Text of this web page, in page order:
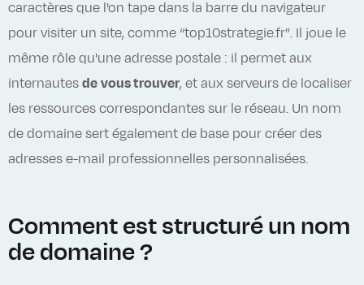
caractères que l'on tape dans la barre du navigateur
pour visiter un site, comme “top10strategie.fr”. Il joue le
même rôle qu'une adresse postale : il permet aux
internautes de vous trouver, et aux serveurs de localiser
les ressources correspondantes sur le réseau. Un nom
de domaine sert également de base pour créer des
adresses e-mail professionnelles personnalisées.
Comment est structuré un nom
de domaine ?